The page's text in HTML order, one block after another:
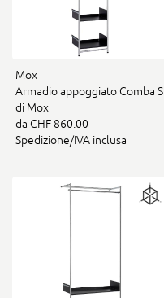
Mox
Armadio appoggiato Comba S
di Mox
da CHF 860.00
Spedizione/IVA inclusa